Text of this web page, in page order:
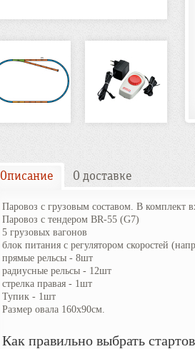
Описание О доставке
Паровоз с грузовым составом. В комплект
Паровоз с тендером BR-55 (G7)
5 грузовых вагонов
блок питания с регулятором скоростей
прямые рельсы - 8шт
радиусные рельсы - 12шт
стрелка правая - 1шт
Тупик - 1шт
Размер овала 160х90см.
Как правильно выбрать